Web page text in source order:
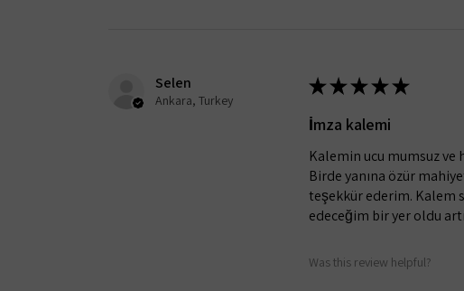
Selen
Ankara, Turkey
★★★★★
İmza kalemi
Kalemin ucu mumsuz
Birde yanına özür
teşekkür ederim. Kalem
edeceğim bir yer oldu
Was this review helpful?